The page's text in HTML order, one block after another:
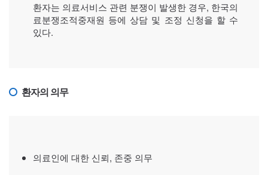
환자는 의료서비스 관련 분쟁이 발생한 경우, 한국의
료분쟁조적중재원 등에 상담 및 조정 신청을 할 수
있다.
환자의 의무
의료인에 대한 신뢰, 존중 의무